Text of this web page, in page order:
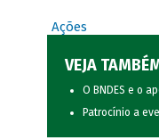
Ações
VEJA
O BNDES e o
Patrocínio a